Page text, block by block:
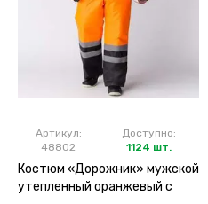
Артикул:
48802
Доступно:
1124 шт.
Костюм «Дорожник» мужской
утепленный оранжевый с